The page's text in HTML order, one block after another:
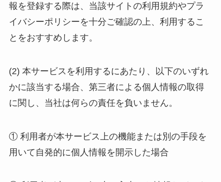
報を登録する際は、当該サイトの利用規約やプラ
イバシーポリシーを十分ご確認の上、利用するこ
とをおすすめします。
(2) 本サービスを利用するにあたり、以下のいずれ
かに該当する場合、第三者による個人情報の取得
に関し、当社は何らの責任を負いません。
① 利用者が本サービス上の機能または別の手段を
用いて自発的に個人情報を開示した場合